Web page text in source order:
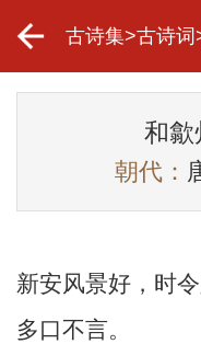
古诗集>古诗词
和歙
朝代：
新安风景好，时
多口不言。